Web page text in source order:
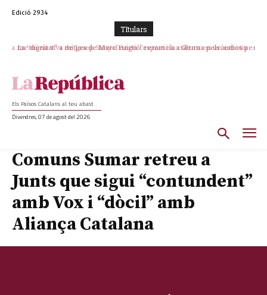
Edició 2934
TItulars
La memòria viva de Josep Sunyol uneix l’esport i la cultura en un emotiu
La “dignitat” a mitges de Marc Puigtió: renuncia a Girona pels àudios però
Els Països Catalans al teu abast
Divendres, 07 de agost del 2026
Comuns Sumar retreu a
Junts que sigui “contundent”
amb Vox i “dòcil” amb
Aliança Catalana